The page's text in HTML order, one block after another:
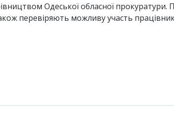
Одеської обласної
перевіряють можливу участь